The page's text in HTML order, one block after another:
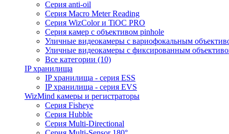
Серия anti-oil
Серия Macro Meter Reading
Серия WizColor и TiOC PRO
Серия камер с объективом pinhole
Уличные видеокамеры с вариофокальным
Уличные видеокамеры с фиксированным
Все категории (10)
IP хранилища
IP хранилища - серия ESS
IP хранилища - серия EVS
WizMind камеры и регистраторы
Серия Fisheye
Серия Hubble
Серия Multi-Directional